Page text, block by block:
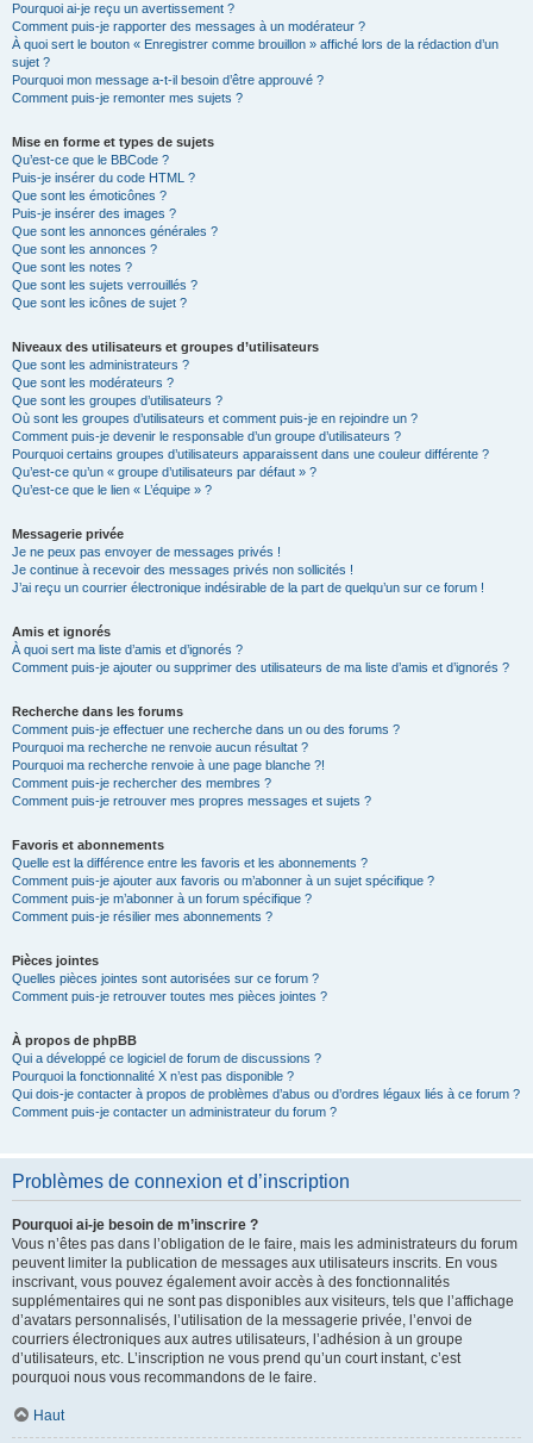
Pourquoi ai-je reçu un avertissement ?
Comment puis-je rapporter des messages à un modérateur ?
À quoi sert le bouton « Enregistrer comme brouillon » affiché lors de la rédaction d’un
sujet ?
Pourquoi mon message a-t-il besoin d’être approuvé ?
Comment puis-je remonter mes sujets ?
Mise en forme et types de sujets
Qu’est-ce que le BBCode ?
Puis-je insérer du code HTML ?
Que sont les émoticônes ?
Puis-je insérer des images ?
Que sont les annonces générales ?
Que sont les annonces ?
Que sont les notes ?
Que sont les sujets verrouillés ?
Que sont les icônes de sujet ?
Niveaux des utilisateurs et groupes d’utilisateurs
Que sont les administrateurs ?
Que sont les modérateurs ?
Que sont les groupes d’utilisateurs ?
Où sont les groupes d’utilisateurs et comment puis-je en rejoindre un ?
Comment puis-je devenir le responsable d’un groupe d’utilisateurs ?
Pourquoi certains groupes d’utilisateurs apparaissent dans une couleur différente ?
Qu’est-ce qu’un « groupe d’utilisateurs par défaut » ?
Qu’est-ce que le lien « L’équipe » ?
Messagerie privée
Je ne peux pas envoyer de messages privés !
Je continue à recevoir des messages privés non sollicités !
J’ai reçu un courrier électronique indésirable de la part de quelqu’un sur ce forum !
Amis et ignorés
À quoi sert ma liste d’amis et d’ignorés ?
Comment puis-je ajouter ou supprimer des utilisateurs de ma liste d’amis et d’ignorés ?
Recherche dans les forums
Comment puis-je effectuer une recherche dans un ou des forums ?
Pourquoi ma recherche ne renvoie aucun résultat ?
Pourquoi ma recherche renvoie à une page blanche ?!
Comment puis-je rechercher des membres ?
Comment puis-je retrouver mes propres messages et sujets ?
Favoris et abonnements
Quelle est la différence entre les favoris et les abonnements ?
Comment puis-je ajouter aux favoris ou m’abonner à un sujet spécifique ?
Comment puis-je m’abonner à un forum spécifique ?
Comment puis-je résilier mes abonnements ?
Pièces jointes
Quelles pièces jointes sont autorisées sur ce forum ?
Comment puis-je retrouver toutes mes pièces jointes ?
À propos de phpBB
Qui a développé ce logiciel de forum de discussions ?
Pourquoi la fonctionnalité X n’est pas disponible ?
Qui dois-je contacter à propos de problèmes d’abus ou d’ordres légaux liés à ce forum ?
Comment puis-je contacter un administrateur du forum ?
Problèmes de connexion et d’inscription
Pourquoi ai-je besoin de m’inscrire ?
Vous n’êtes pas dans l’obligation de le faire, mais les administrateurs du forum
peuvent limiter la publication de messages aux utilisateurs inscrits. En vous
inscrivant, vous pouvez également avoir accès à des fonctionnalités
supplémentaires qui ne sont pas disponibles aux visiteurs, tels que l’affichage
d’avatars personnalisés, l’utilisation de la messagerie privée, l’envoi de
courriers électroniques aux autres utilisateurs, l’adhésion à un groupe
d’utilisateurs, etc. L’inscription ne vous prend qu’un court instant, c’est
pourquoi nous vous recommandons de le faire.
Haut